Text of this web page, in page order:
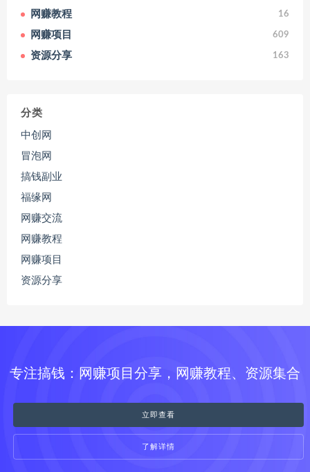
网赚教程 16
网赚项目 609
资源分享 163
分类
中创网
冒泡网
搞钱副业
福缘网
网赚交流
网赚教程
网赚项目
资源分享
专注搞钱：网赚项目分享，网赚教程、资源集合
立即查看
了解详情